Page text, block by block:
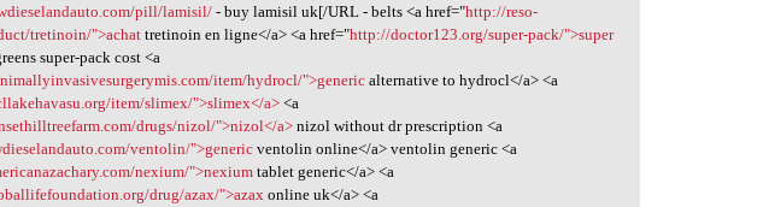
pill/lamisil/ - buy lamisil uk[/URL - belts <a href="http://reso-
tretinoin/">achat tretinoin en ligne</a> <a href="http://doctor123.org/super-pack/">super
super-pack cost <a
item/hydrocl/">generic alternative to hydrocl</a> <a
item/slimex/">slimex</a> <a
drugs/nizol/">nizol</a> nizol without dr prescription <a
ventolin/">genericventolin online</a> ventolin generic <a
nexium/">nexium tablet generic</a> <a
drug/azax/">azax online uk</a> <a